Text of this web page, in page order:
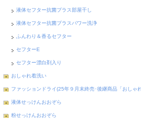
液体セフター抗菌プラス部屋干し
液体セフター抗菌プラスパワー洗浄
ふんわり＆香るセフター
セフターE
セフター漂白剤入り
おしゃれ着洗い
ファッションドライ(25年９月末終売･後継商品「おしゃ
液体せっけんおおぞら
粉せっけんおおぞら